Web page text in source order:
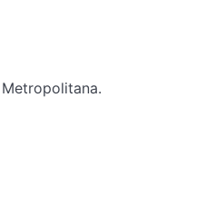
Metropolitana.